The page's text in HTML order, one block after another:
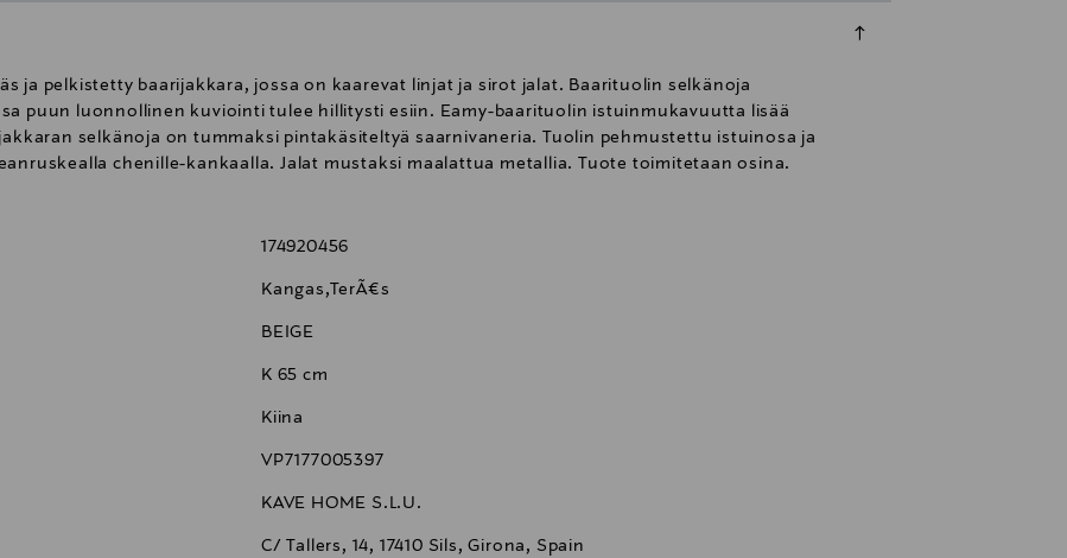
ja pelkistetty baarijakkara, jossa on kaarevat linjat ja sirot jalat. Baarituolin selkänoja
puun luonnollinen kuviointi tulee hillitysti esiin. Eamy-baarituolin istuinmukavuutta lisää
selkänoja on tummaksi pintakäsiteltyä saarnivaneria. Tuolin pehmustettu istuinosa ja
chenille-kankaalla. Jalat mustaksi maalattua metallia. Tuote toimitetaan osina.
174920456
Kangas,TerÃ¤s
BEIGE
K 65 cm
Kiina
VP7177005397
KAVE HOME S.L.U.
C/ Tallers, 14, 17410 Sils, Girona, Spain